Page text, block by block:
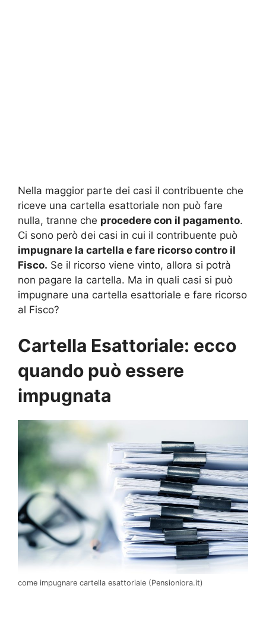
Nella maggior parte dei casi il contribuente che
riceve una cartella esattoriale non può fare
nulla, tranne che procedere con il pagamento.
Ci sono però dei casi in cui il contribuente può
impugnare la cartella e fare ricorso contro il
Fisco. Se il ricorso viene vinto, allora si potrà
non pagare la cartella. Ma in quali casi si può
impugnare una cartella esattoriale e fare ricorso
al Fisco?
Cartella Esattoriale: ecco
quando può essere
impugnata
come impugnare cartella esattoriale (Pensioniora.it)